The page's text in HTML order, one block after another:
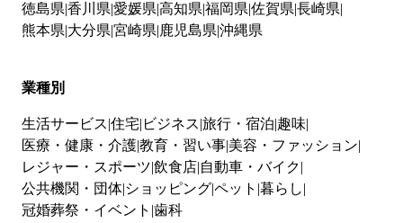
徳島県 香川県 愛媛県 高知県 福岡県 佐賀県 長崎県
熊本県 大分県 宮崎県 鹿児島県 沖縄県
業種別
生活サービス 住宅 ビジネス 旅行・宿泊 趣味
医療・健康・介護教育・習い事 美容・ファッション
レジャー・スポーツ 飲食店 自動車・バイク
公共機関・団体 ショッピングペット 暮らし
冠婚葬祭・イベント 歯科